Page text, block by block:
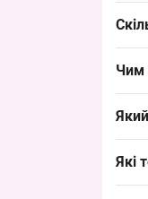
Чим
Які